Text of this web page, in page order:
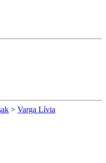
> Varga Lívia